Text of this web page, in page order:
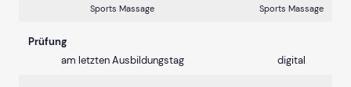
Sports Massage Sports Massage
Prüfung
am letzten Ausbildungstag
digital